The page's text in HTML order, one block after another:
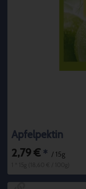
Apfelpektin
2,79 € * / 15g